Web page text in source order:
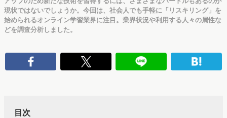
現状ではないでしょうか。今回は、社会人でも手軽に「リスキリング」を
始められるオンライン学習業界に注目。業界状況や利用する人々の属性な
どを調査分析しました。
目次